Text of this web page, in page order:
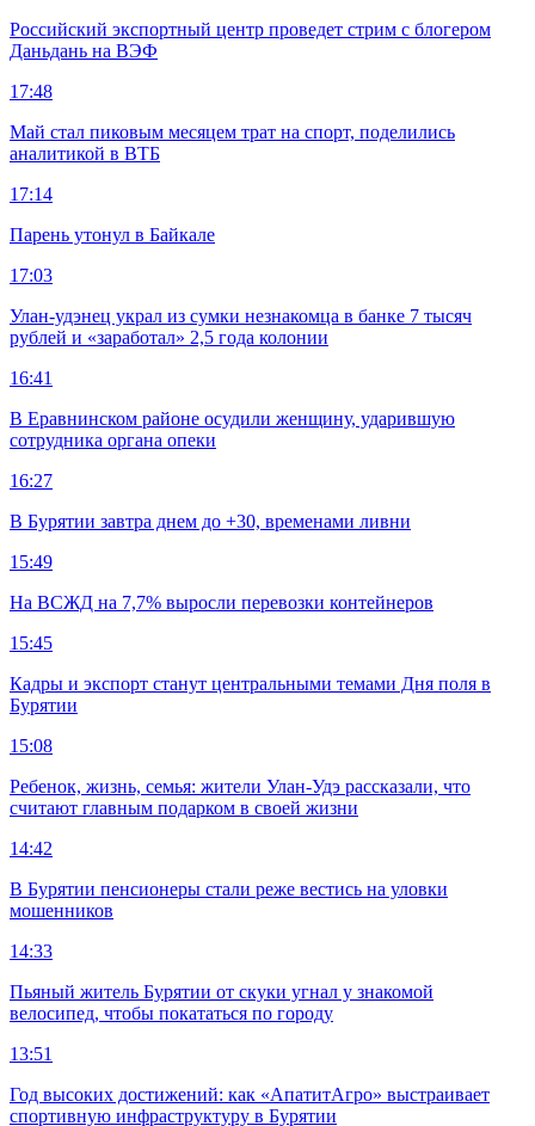
Российский экспортный центр проведет стрим с блогером
Даньдань на ВЭФ
17:48
Май стал пиковым месяцем трат на спорт, поделились
аналитикой в ВТБ
17:14
Парень утонул в Байкале
17:03
Улан-удэнец украл из сумки незнакомца в банке 7 тысяч
рублей и «заработал» 2,5 года колонии
16:41
В Еравнинском районе осудили женщину, ударившую
сотрудника органа опеки
16:27
В Бурятии завтра днем до +30, временами ливни
15:49
На ВСЖД на 7,7% выросли перевозки контейнеров
15:45
Кадры и экспорт станут центральными темами Дня поля в
Бурятии
15:08
Ребенок, жизнь, семья: жители Улан-Удэ рассказали, что
считают главным подарком в своей жизни
14:42
В Бурятии пенсионеры стали реже вестись на уловки
мошенников
14:33
Пьяный житель Бурятии от скуки угнал у знакомой
велосипед, чтобы покататься по городу
13:51
Год высоких достижений: как «АпатитАгро» выстраивает
спортивную инфраструктуру в Бурятии